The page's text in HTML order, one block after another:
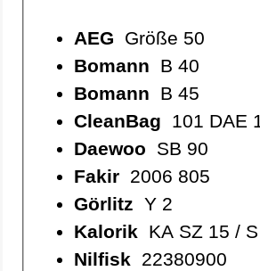
AEG Größe 50
Bomann B 40
Bomann B 45
CleanBag 101 DAE
Daewoo SB 90
Fakir2006 805
Görlitz Y 2
Kalorik KA SZ 15 / S
Nilfisk 22380900